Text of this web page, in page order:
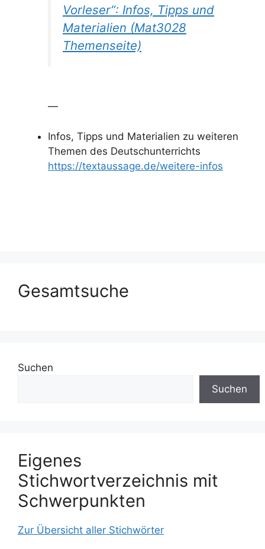
Vorleser“: Infos, Tipps und
Materialien (Mat3028
Themenseite)
—
Infos, Tipps und Materialien zu weiteren
Themen des Deutschunterrichts
https://textaussage.de/weitere-infos
Gesamtsuche
Suchen
Suchen
Eigenes
Stichwortverzeichnis mit
Schwerpunkten
Zur Übersicht aller Stichwörter